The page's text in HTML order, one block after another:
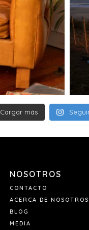
Cargar más
NOSOTROS
CONTACTO
ACERCA DE NOSOTROS
BLOG
MEDIA